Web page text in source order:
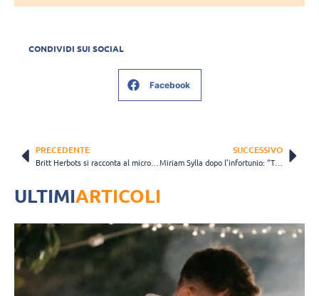
CONDIVIDI SUI SOCIAL
Facebook
PRECEDENTE SUCCESSIVO
Miriam Sylla dopo l’infortunio: “Trasformo la rabbia in forza”
ULTIMIARTICOLI